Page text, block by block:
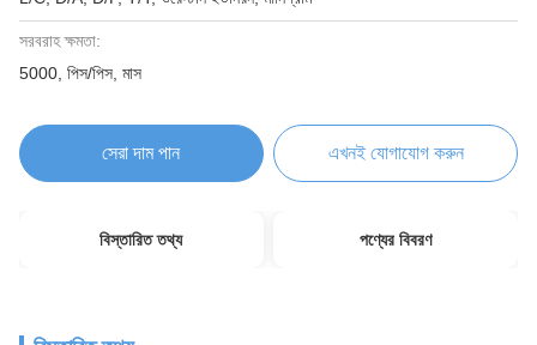
সরবরাহ ক্ষমতা:
5000, পিস/পিস, মাস
সেরা দাম পান এখনই যোগাযোগ করুন
বিস্তারিত তথ্য পণ্যের বিবরণ